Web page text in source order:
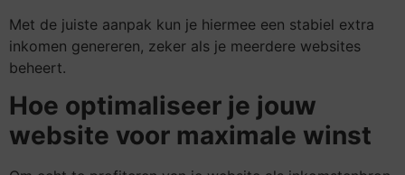
Met de juiste aanpak kun je hiermee een stabiel extra
inkomen genereren, zeker als je meerdere websites
beheert.
Hoe optimaliseer je jouw
website voor maximale winst